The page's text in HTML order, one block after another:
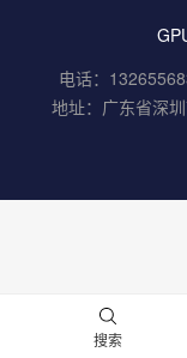
电话：
地址：广东省深
搜索